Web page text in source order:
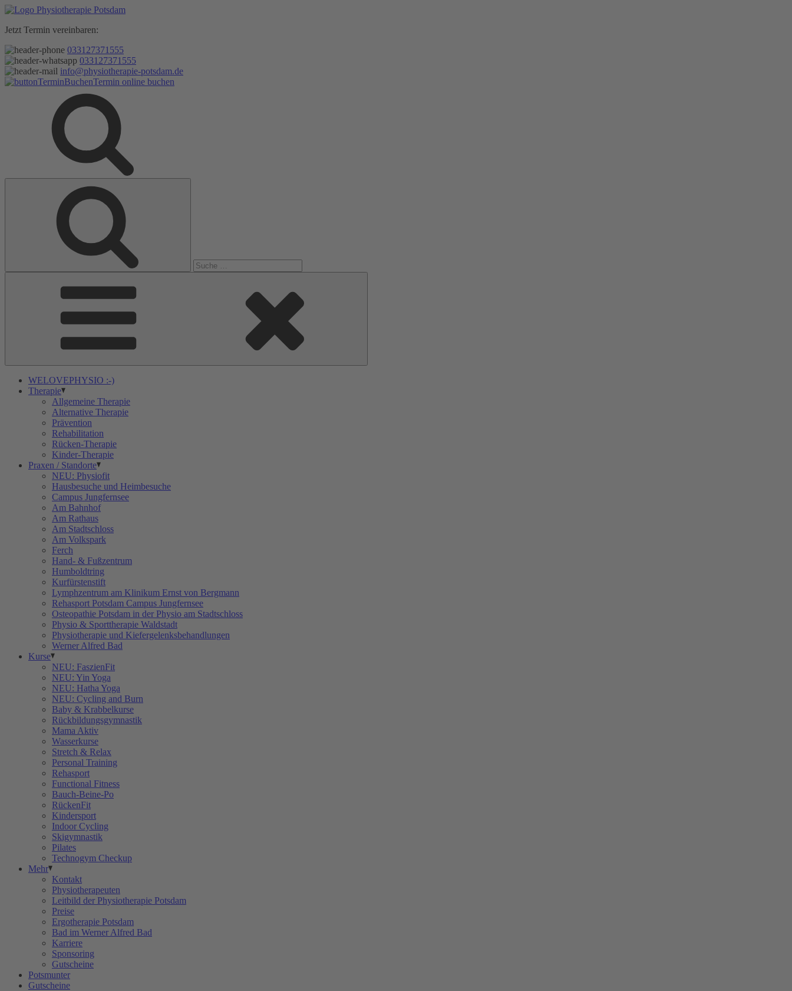
Zum
springen
Jetzt Termin vereinbaren:
033127371555
033127371555
info@physiotherapie-potsdam.de
Termin online buchen
WELOVEPHYSIO :-)
Therapie
Allgemeine Therapie
Alternative Therapie
Prävention
Rehabilitation
Rücken-Therapie
Kinder-Therapie
Praxen / Standorte
NEU: Physiofit
Hausbesuche und Heimbesuche
Campus Jungfernsee
Am Bahnhof
Am Rathaus
Am Stadtschloss
Am Volkspark
Ferch
Hand- & Fußzentrum
Humboldtring
Kurfürstenstift
Lymphzentrum am Klinikum Ernst von Bergmann
Rehasport Potsdam Campus Jungfernsee
Osteopathie Potsdam in der Physio am Stadtschloss
Physio & Sporttherapie Waldstadt
Physiotherapie und Kiefergelenksbehandlungen
Werner Alfred Bad
Kurse
NEU: FaszienFit
NEU: Yin Yoga
NEU: Hatha Yoga
NEU: Cycling and Burn
Baby & Krabbelkurse
Rückbildungsgymnastik
Mama Aktiv
Wasserkurse
Stretch & Relax
Personal Training
Rehasport
Functional Fitness
Bauch-Beine-Po
RückenFit
Kindersport
Indoor Cycling
Skigymnastik
Pilates
Technogym Checkup
Mehr
Kontakt
Physiotherapeuten
Leitbild der Physiotherapie Potsdam
Preise
Ergotherapie Potsdam
Bad im Werner Alfred Bad
Karriere
Sponsoring
Gutscheine
Potsmunter
Gutscheine